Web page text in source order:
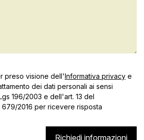
preso visione dell'Informativa privacy e
dei dati personali ai sensi
196/2003 e dell'art. 13 del
679/2016 per ricevere risposta